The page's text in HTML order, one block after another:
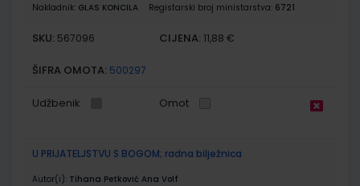
Nakladnik: GLAS KONCILA Registarski broj ministarstva: 6721
SKU: 567096 CIJENA: 11,88 €
ŠIFRA OMOTA: 500297
Udžbenik Omot
U PRIJATELJSTVU S BOGOM; radna bilježnica
Autor(i): Tihana Petković Ana Volf